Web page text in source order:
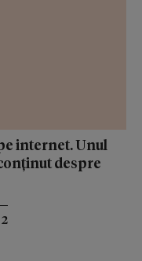
internet. Unul
despre